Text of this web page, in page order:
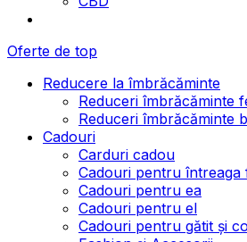
Oferte de top
Reducere la îmbrăcăminte
Reduceri îmbrăcăminte
Reduceri îmbrăcăminte
Cadouri
Carduri cadou
Cadouri pentru întreaga
Cadouri pentru ea
Cadouri pentru el
Cadouri pentru gătit și